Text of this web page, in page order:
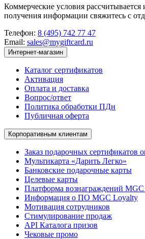
Коммерческие условия
получения информации свяжитесь с
Телефон: 8 (495) 742 77 47
Email: sales@mygiftcard.ru
Интернет-магазин
Каталог сертификатов
Активация
Оплата и доставка
Вопрос/ответ
Политика обработки ПДн
Публичная оферта
Корпоративным клиентам
Заказ подарочных сертификатов
Мультикарта «Дарить Легко»
Банковские подарочные карты
Целевые карты
Платформа вознаграждений
Информация о ПО MGC Loyalty
Мотивация сотрудников
Стимулирование продаж
API Каталога призов
Чековые промо